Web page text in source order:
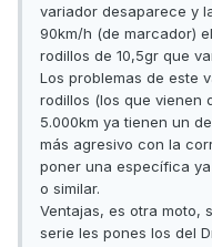
variador desaparece y
90km/h (de marcador)
rodillos de 10,5gr que
Los problemas de este
rodillos (los que vienen
5.000km ya tienen un
más agresivo con la
poner una específica
o similar.
Ventajas, es otra moto,
serie les pones los del